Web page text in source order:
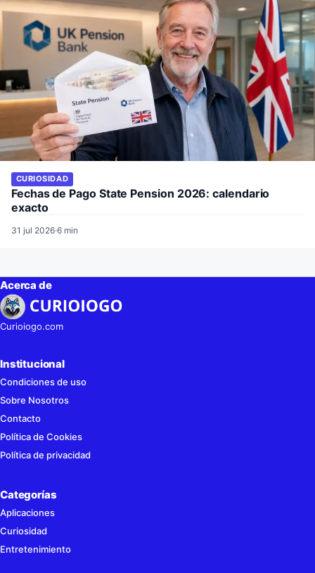
CURIOSIDAD
Fechas de Pago State Pension 2026: calendario
exacto
31 jul 2026·6 min
Acerca de
Curioiogo.com
Institucional
Condiciones de uso
Sobre Nosotros
Contacto
Política de Cookies
Política de privacidad
Categorías
Aplicaciones
Curiosidad
Entretenimiento